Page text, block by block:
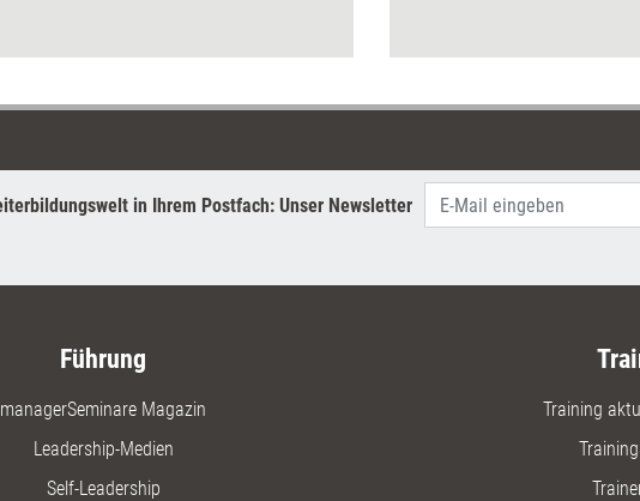
ein
in Ihrem Postfach: Unser Newsletter
Führung
managerSeminare Magazin
Leadership-Medien
Self-Leadership
Training